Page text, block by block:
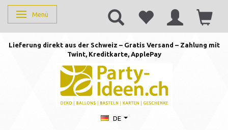
Anzeige ändern
Menü
Lieferung direkt aus der Schweiz – Gratis Versand – Zahlung mit
Twint, Kreditkarte, ApplePay
DE